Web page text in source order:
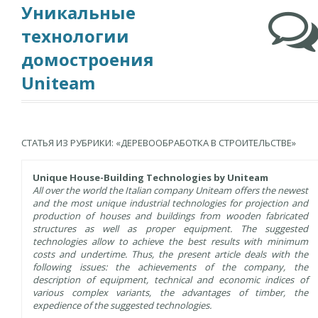
Уникальные
технологии
домостроения
Uniteam
СТАТЬЯ ИЗ РУБРИКИ: «ДЕРЕВООБРАБОТКА В СТРОИТЕЛЬСТВЕ»
Unique House-Building Technologies by Uniteam
All over the world the Italian company Uniteam offers the newest
and the most unique industrial technologies for projection and
production of houses and buildings from wooden fabricated
structures as well as proper equipment. The suggested
technologies allow to achieve the best results with minimum
costs and undertime. Thus, the present article deals with the
following issues: the achievements of the company, the
description of equipment, technical and economic indices of
various complex variants, the advantages of timber, the
expedience of the suggested technologies.